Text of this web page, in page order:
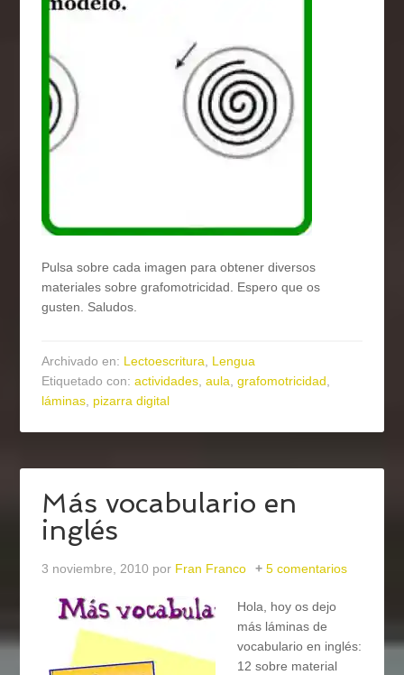
Pulsa sobre cada imagen para obtener diversos
materiales sobre grafomotricidad. Espero que os
gusten. Saludos.
Archivado en: Lectoescritura, Lengua
Etiquetado con:actividades,aula,grafomotricidad,
láminas, pizarra digital
Más vocabulario en
inglés
3 noviembre, 2010 por Fran Franco 5 comentarios
Hola, hoy os dejo
más láminas de
vocabulario en inglés:
12 sobre material